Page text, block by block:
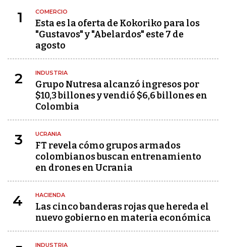
1 COMERCIO
Esta es la oferta de Kokoriko para los
"Gustavos" y "Abelardos" este 7 de
agosto
2 INDUSTRIA
Grupo Nutresa alcanzó ingresos por
$10,3 billones y vendió $6,6 billones en
Colombia
3 UCRANIA
FT revela cómo grupos armados
colombianos buscan entrenamiento
en drones en Ucrania
4 HACIENDA
Las cinco banderas rojas que hereda el
nuevo gobierno en materia económica
INDUSTRIA